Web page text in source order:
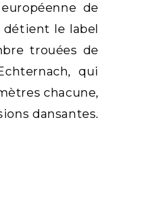
de
le label
trouées de
qui
chacune,
dansantes.